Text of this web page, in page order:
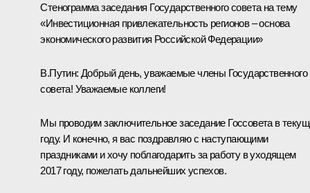
Стенограмма заседания Государственного совета на тему
«Инвестиционная привлекательность регионов – основа
экономического развития Российской Федерации»
В.Путин: Добрый день, уважаемые члены Государственного
совета! Уважаемые коллеги!
Мы проводим заключительное заседание Госсовета в
году. И конечно, я вас поздравляю с наступающими
праздниками и хочу поблагодарить за работу в уходящем
2017 году, пожелать дальнейших успехов.